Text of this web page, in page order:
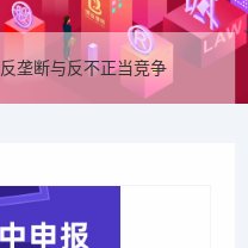
反垄断与反不正当竞争